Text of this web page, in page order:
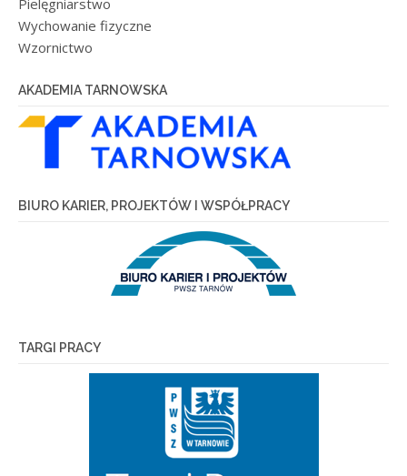
Pielęgniarstwo
Wychowanie fizyczne
Wzornictwo
AKADEMIA TARNOWSKA
BIURO KARIER, PROJEKTÓW I WSPÓŁPRACY
TARGI PRACY